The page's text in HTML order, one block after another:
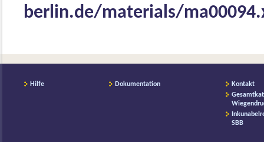
berlin.de/materials/
Hilfe Dokumentation
Kontakt
SBB